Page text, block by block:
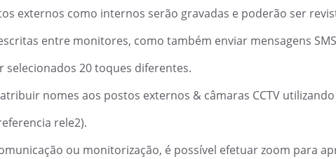
externos como internos serão gravadas e poderão ser
entre monitores, como também enviar mensagens
selecionados 20 toques diferentes.
nomes aos postos externos & câmaras CCTV
rele2).
ou monitorização, é possível efetuar zoom para